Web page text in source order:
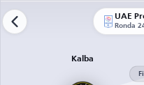
UAE
Ronda
Kalba